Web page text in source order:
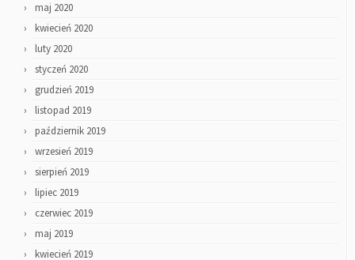
maj 2020
kwiecień 2020
luty 2020
styczeń 2020
grudzień 2019
listopad 2019
październik 2019
wrzesień 2019
sierpień 2019
lipiec 2019
czerwiec 2019
maj 2019
kwiecień 2019